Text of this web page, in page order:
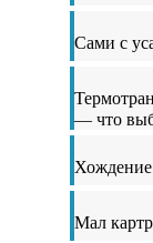
Сами с
— что
Хождение
Мал